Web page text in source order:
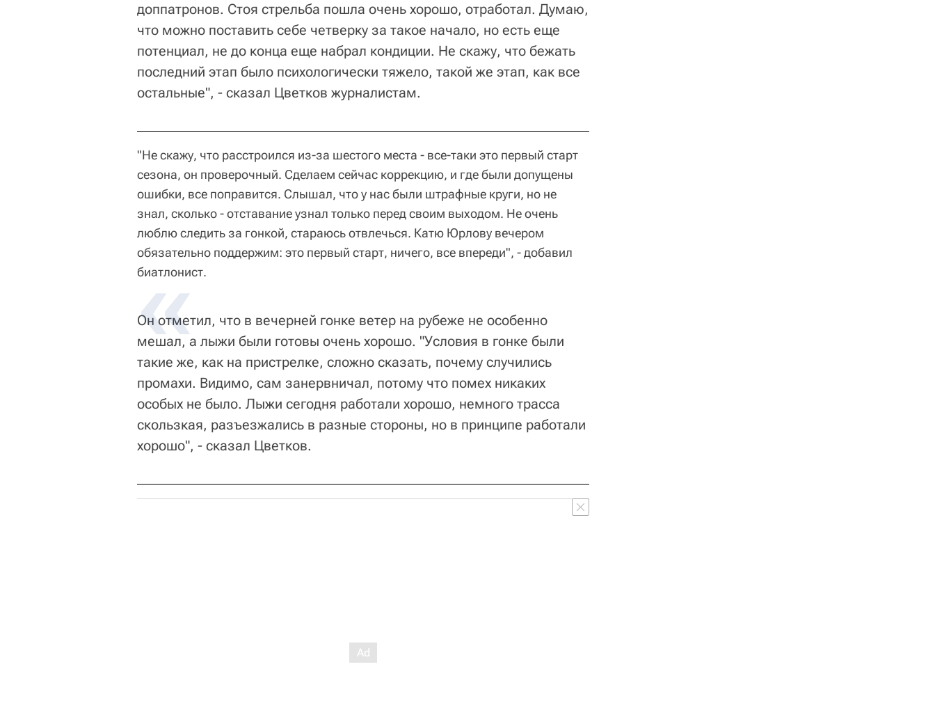
доппатронов. Стоя стрельба пошла очень хорошо, отработал. Думаю,
что можно поставить себе четверку за такое начало, но есть еще
потенциал, не до конца еще набрал кондиции. Не скажу, что бежать
последний этап было психологически тяжело, такой же этап, как все
остальные", - сказал Цветков журналистам.
"Не скажу, что расстроился из-за шестого места - все-таки это первый старт
сезона, он проверочный. Сделаем сейчас коррекцию, и где были допущены
ошибки, все поправится. Слышал, что у нас были штрафные круги, но не
знал, сколько - отставание узнал только перед своим выходом. Не очень
люблю следить за гонкой, стараюсь отвлечься. Катю Юрлову вечером
обязательно поддержим: это первый старт, ничего, все впереди", - добавил
биатлонист.
Он отметил, что в вечерней гонке ветер на рубеже не особенно
мешал, а лыжи были готовы очень хорошо. "Условия в гонке были
такие же, как на пристрелке, сложно сказать, почему случились
промахи. Видимо, сам занервничал, потому что помех никаких
особых не было. Лыжи сегодня работали хорошо, немного трасса
скользкая, разъезжались в разные стороны, но в принципе работали
хорошо", - сказал Цветков.